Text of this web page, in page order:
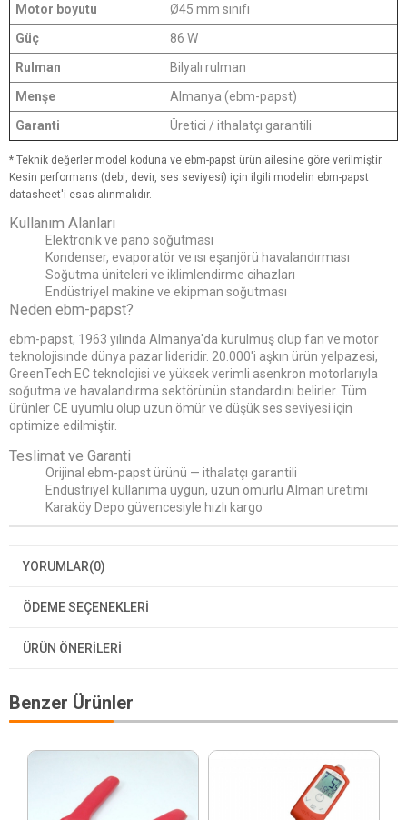
Motor boyutu
Ø45 mm sınıfı
Güç
86 W
Rulman
Bilyalı rulman
Menşe
Almanya (ebm-papst)
Garanti
Üretici / ithalatçı garantili
* Teknik değerler model koduna ve ebm-papst ürün ailesine göre verilmiştir.
Kesin performans (debi, devir, ses seviyesi) için ilgili modelin ebm-papst
datasheet'i esas alınmalıdır.
Kullanım Alanları
Elektronik ve pano soğutması
Kondenser, evaporatör ve ısı eşanjörü havalandırması
Soğutma üniteleri ve iklimlendirme cihazları
Endüstriyel makine ve ekipman soğutması
Neden ebm-papst?
ebm-papst, 1963 yılında Almanya'da kurulmuş olup fan ve motor
teknolojisinde dünya pazar lideridir. 20.000'i aşkın ürün yelpazesi,
GreenTech EC teknolojisi ve yüksek verimli asenkron motorlarıyla
soğutma ve havalandırma sektörünün standardını belirler. Tüm
ürünler CE uyumlu olup uzun ömür ve düşük ses seviyesi için
optimize edilmiştir.
Teslimat ve Garanti
Orijinal ebm-papst ürünü — ithalatçı garantili
Endüstriyel kullanıma uygun, uzun ömürlü Alman üretimi
Karaköy Depo güvencesiyle hızlı kargo
YORUMLAR(0)
ÖDEME SEÇENEKLERI
ÜRÜN ÖNERILERI
Benzer Ürünler